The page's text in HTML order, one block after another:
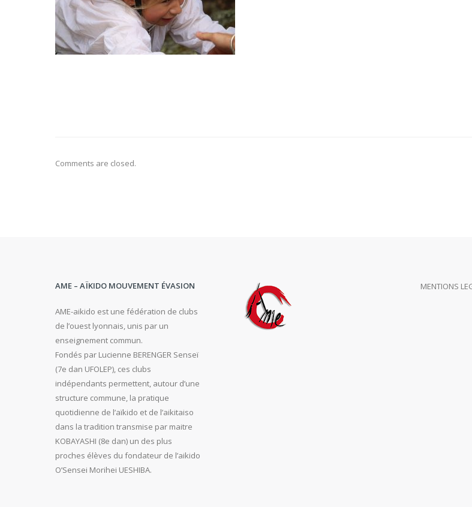
Comments are closed.
AME – AÏKIDO MOUVEMENT ÉVASION
AME-aikido est une fédération de clubs
de l’ouest lyonnais, unis par un
enseignement commun.
Fondés par Lucienne BERENGER Senseï
(7e dan UFOLEP), ces clubs
indépendants permettent, autour d’une
structure commune, la pratique
quotidienne de l’aïkido et de l’aikitaiso
dans la tradition transmise par maitre
KOBAYASHI (8e dan) un des plus
proches élèves du fondateur de l’aikido
O’Sensei Morihei UESHIBA.
MENTIONS